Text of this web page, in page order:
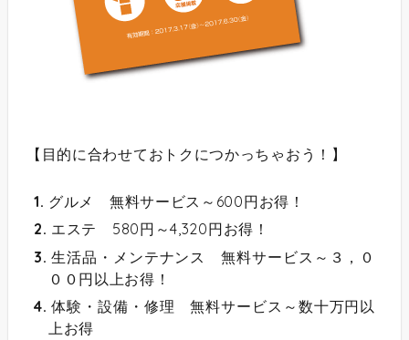
【 目的に合わせておトクにつかっちゃおう！ 】
グルメ 無料サービス～600円お得！
エステ 580円～4,320円お得！
生活品・メンテナンス 無料サービス～３，０
００円以上お得！
体験・設備・修理 無料サービス～数十万円以
上お得